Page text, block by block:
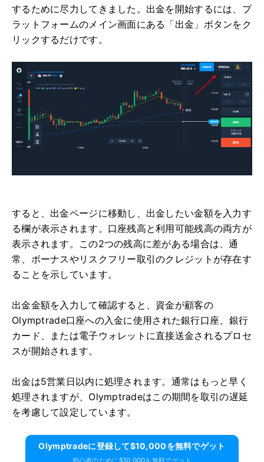
するために尽力してきました。出金を開始するには、プ
ラットフォームのメイン画面にある「出金」ボタンをク
リックするだけです。
すると、出金ページに移動し、出金したい金額を入力す
る欄が表示されます。口座残高と利用可能残高の両方が
表示されます。この2つの残高に差がある場合は、通
常、ボーナスやリスクフリー取引のクレジットが存在す
ることを示しています。
出金金額を入力して確認すると、資金が顧客の
Olymptrade口座への入金に使用された銀行口座、銀行
カード、または電子ウォレットに直接送金されるプロセ
スが開始されます。
出金は5営業日以内に処理されます。通常はもっと早く
処理されますが、Olymptradeはこの期間を取引の遅延
を考慮して設定しています。
Olymptradeに​​登録して$10,000を無料でゲット
初心者のために$10,000を無料でゲット